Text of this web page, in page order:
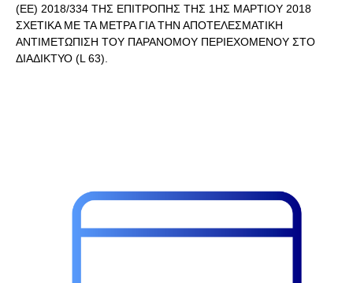
(ΕΕ) 2018/334 ΤΗΣ ΕΠΙΤΡΟΠΗΣ ΤΗΣ 1ΗΣ ΜΑΡΤΙΟΥ 2018
ΣΧΕΤΙΚΑ ΜΕ ΤΑ ΜΕΤΡΑ ΓΙΑ ΤΗΝ ΑΠΟΤΕΛΕΣΜΑΤΙΚΗ
ΑΝΤΙΜΕΤΩΠΙΣΗ ΤΟΥ ΠΑΡΑΝΟΜΟΥ ΠΕΡΙΕΧΟΜΕΝΟΥ ΣΤΟ
ΔΙΑΔΙΚΤΥΟ (L 63).